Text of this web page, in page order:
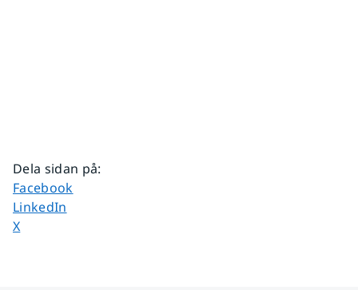
Dela sidan på:
Dela sidan på
Facebook
Dela sidan på
LinkedIn
Dela sidan på
X